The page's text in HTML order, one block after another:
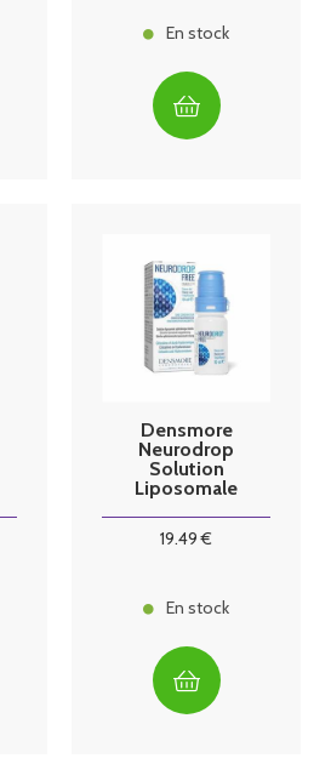
En stock
Densmore
Neurodrop
Solution
Liposomale
19.49 €
En stock